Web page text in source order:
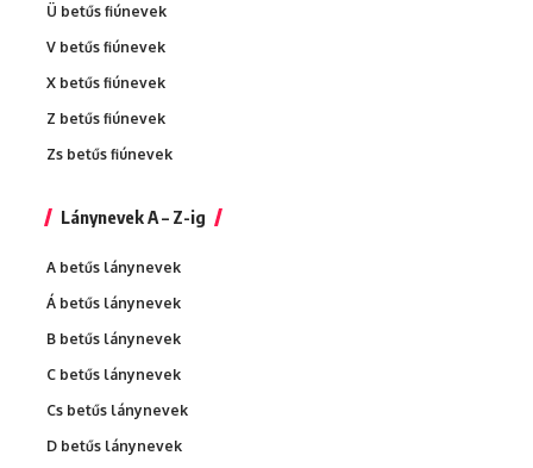
Ü betűs fiúnevek
V betűs fiúnevek
X betűs fiúnevek
Z betűs fiúnevek
Zs betűs fiúnevek
Lánynevek A – Z-ig
A betűs lánynevek
Á betűs lánynevek
B betűs lánynevek
C betűs lánynevek
Cs betűs lánynevek
D betűs lánynevek